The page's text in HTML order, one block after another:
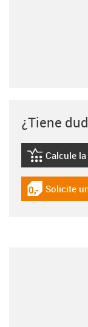
¿Tiene
igus-icon-
Calcule
igus-icon-
Solicite